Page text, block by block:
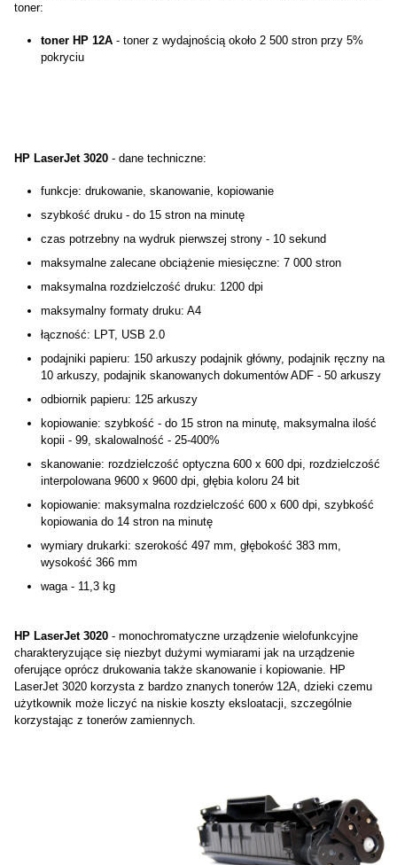
toner:
toner HP 12A - toner z wydajnością około 2 500 stron przy 5%
pokryciu
HP LaserJet 3020- dane techniczne:
funkcje: drukowanie, skanowanie, kopiowanie
szybkość druku - do 15 stron na minutę
czas potrzebny na wydruk pierwszej strony - 10 sekund
maksymalne zalecane obciążenie miesięczne: 7 000 stron
maksymalna rozdzielczość druku: 1200 dpi
maksymalny formaty druku: A4
łączność: LPT, USB 2.0
podajniki papieru: 150 arkuszy podajnik główny, podajnik ręczny na
10 arkuszy, podajnik skanowanych dokumentów ADF - 50 arkuszy
odbiornik papieru: 125 arkuszy
kopiowanie: szybkość - do 15 stron na minutę, maksymalna ilość
kopii - 99, skalowalność - 25-400%
skanowanie: rozdzielczość optyczna 600 x 600 dpi, rozdzielczość
interpolowana 9600 x 9600 dpi, głębia koloru 24 bit
kopiowanie: maksymalna rozdzielczość 600 x 600 dpi, szybkość
kopiowania do 14 stron na minutę
wymiary drukarki: szerokość 497 mm, głębokość 383 mm,
wysokość 366 mm
waga - 11,3 kg
HP LaserJet 3020- monochromatyczne urządzenie wielofunkcyjne
charakteryzujące się niezbyt dużymi wymiarami jak na urządzenie
oferujące oprócz drukowania także skanowanie i kopiowanie. HP
LaserJet 3020 korzysta z bardzo znanych tonerów 12A, dzieki czemu
użytkownik może liczyć na niskie koszty eksloatacji, szczególnie
korzystając z tonerów zamiennych.